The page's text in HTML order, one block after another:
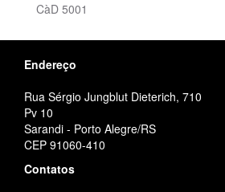
CàD 5001
Endereço
Rua Sérgio Jungblut Dieterich, 710
Pv 10
Sarandi - Porto Alegre/RS
CEP 91060-410
Contatos